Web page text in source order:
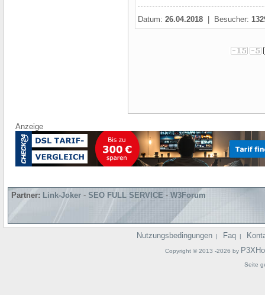
Datum: 26.04.2018 | Besucher:
Anzeige
Partner: Link-Joker - SEO FULL SERVICE - W3Forum
Nutzungsbedingungen | Faq |
Copyright © 2013 -2026 by
Seite